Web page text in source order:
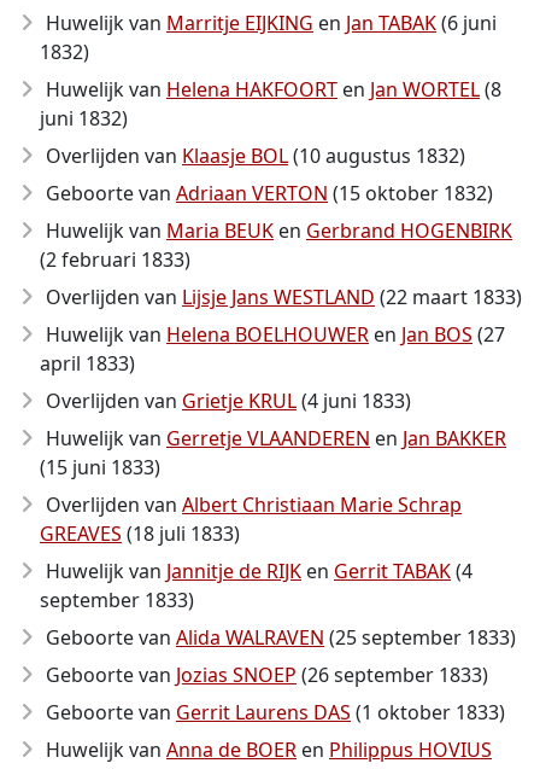
Huwelijk van Marritje EIJKING en Jan TABAK(6 juni
1832)
Huwelijk van Helena HAKFOORT en Jan WORTEL(8
juni 1832)
Overlijden van Klaasje BOL(10 augustus 1832)
Geboorte van Adriaan VERTON (15 oktober 1832)
Huwelijk van Maria BEUK en Gerbrand HOGENBIRK
(2 februari 1833)
Overlijden van Lijsje Jans WESTLAND (22 maart 1833)
Huwelijk van Helena BOELHOUWER en Jan BOS (27
april 1833)
Overlijden van Grietje KRUL(4 juni 1833)
Huwelijk van Gerretje VLAANDEREN en Jan BAKKER
(15 juni 1833)
Overlijden van Albert Christiaan Marie Schrap
GREAVES (18 juli 1833)
Huwelijk van Jannitje de RIJK en Gerrit TABAK(4
september 1833)
Geboorte van Alida WALRAVEN (25 september 1833)
Geboorte van Jozias SNOEP (26 september 1833)
Geboorte van Gerrit Laurens DAS (1 oktober 1833)
Huwelijk van Anna de BOER en Philippus HOVIUS